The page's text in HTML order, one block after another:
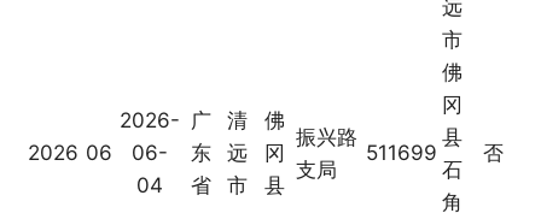
2026 06
2026-
06-
04
广
东
省
清
远
市
佛
冈
县
振兴路
支局
511699
远
市
佛
冈
县
石
角
否